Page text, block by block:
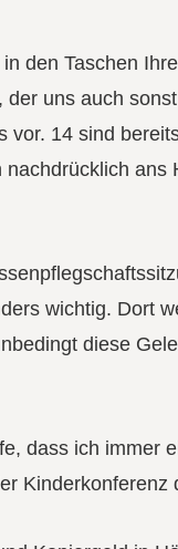
den Taschen
, der uns auch
vor. 14 sind
nachdrücklich ans
wichtig. Dort
diese
dass ich immer
Kinderkonferenz